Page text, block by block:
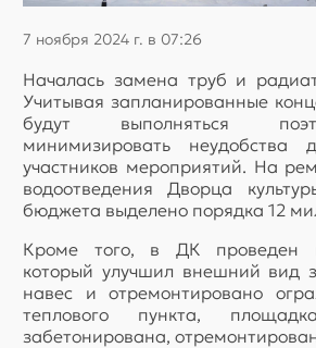
7 ноября 2024 г. в 07:26
Началась замена труб и
Учитывая запланированные
будут выполняться
минимизировать неудобства
участников мероприятий. На
водоотведения Дворца
бюджета выделено порядка 12
Кроме того, в ДК проведен
который улучшил внешний вид
навес и отремонтировано
теплового пункта,
забетонирована,